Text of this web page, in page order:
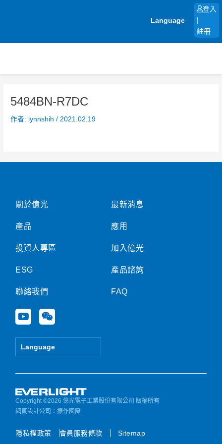
Language
登入
註冊
5484BN-R7DC
作者: lynnshih/ 2021.02.19
關於億光
產品
投資人專區
ESG
聯絡我們
Y
o
u
e
W
e
i
Language
最新消息
應用
加入億光
產品諮詢
FAQ
Copyright ©2026 億光電子工業股份有限公司 版權所有
網頁設計公司 ：振作國際
隱私權政策 會員服務條款 Sitemap